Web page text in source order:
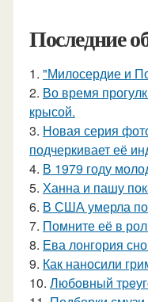
Последние
1. "Милосердие и
2. Во время
крысой.
3. Новая серия
подчеркивает её
4. В 1979 году
5. Ханна и пашу
6. В США умерла
7. Помните её в
8. Ева лонгория
9. Как наносили
10. Любoвный